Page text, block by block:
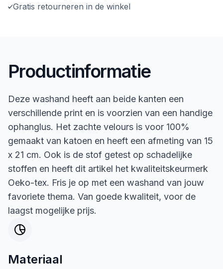
Gratis retourneren in de winkel
Productinformatie
Deze washand heeft aan beide kanten een
verschillende print en is voorzien van een handige
ophanglus. Het zachte velours is voor 100%
gemaakt van katoen en heeft een afmeting van 15
x 21 cm. Ook is de stof getest op schadelijke
stoffen en heeft dit artikel het kwaliteitskeurmerk
Oeko-tex. Fris je op met een washand van jouw
favoriete thema. Van goede kwaliteit, voor de
laagst mogelijke prijs.
Materiaal